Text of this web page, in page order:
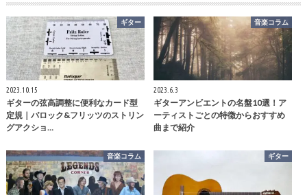
ギター
2023.10.15
ギターの弦高調整に便利なカード型
定規｜バロック&フリッツのストリン
グアクショ…
音楽コラム
2023.6.3
ギターアンビエントの名盤10選！ア
ーティストごとの特徴からおすすめ
曲まで紹介
音楽コラム ギター